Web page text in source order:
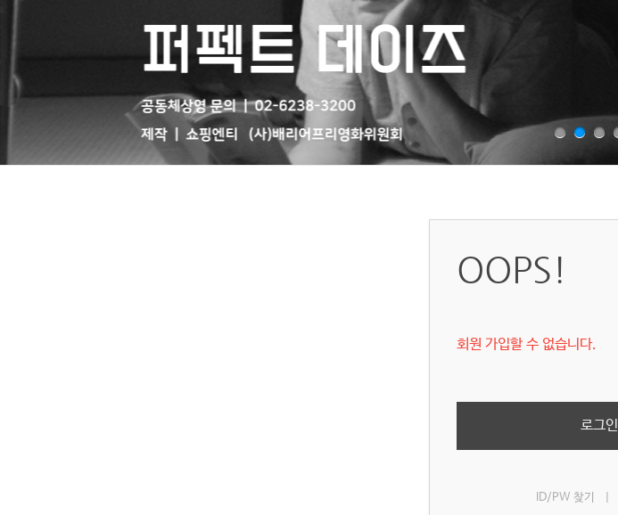
OOPS!
회원 가입할 수 없습니다.
로그인
ID/PW 찾기